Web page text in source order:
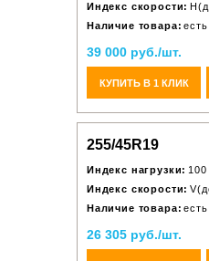
Индекс скорости:
Наличие товара:
39 000 руб./шт.
КУПИТЬ В 1 КЛИК
255/45R19
Индекс нагрузки: 100
Индекс скорости:
Наличие товара:
26 305 руб./шт.